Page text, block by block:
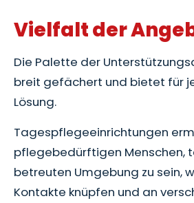
Vielfalt der
Die Palette der
breit gefächert und bietet für
Lösung.
Tagespflegeeinrichtungen
pflegebedürftigen Menschen,
betreuten Umgebung zu sein,
Kontakte knüpfen und an